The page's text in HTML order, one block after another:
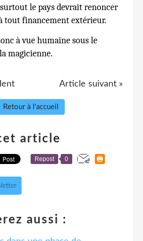
le pays devrait renoncer
tout financement extérieur.
à vue humaine sous le
magicienne.
Article suivant »
Retour à l'accueil
article
Repost 0
aussi :